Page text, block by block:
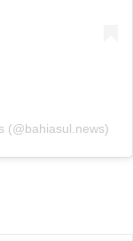
(@bahiasul.news)